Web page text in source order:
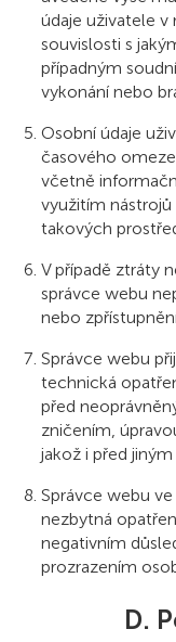
údaje uživatele v
souvislosti s
případným
vykonání nebo
Osobní údaje
časového
včetně
využitím
takových
V případě ztráty
správce webu
nebo
Správce webu
technická
před
zničením,
jakož i před
Správce webu
nezbytná
negativním
prozrazením
D.